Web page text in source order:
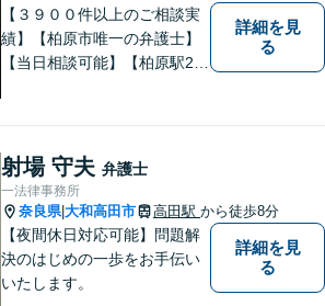
【３９００件以上のご相談実
績】【柏原市唯一の弁護士】
【当日相談可能】【柏原駅2
詳細を見
る
射場 守夫 弁護士
一法律事務所
奈良県|大和高田市 高田駅 から徒歩8分
【夜間休日対応可能】問題解
決のはじめの一歩をお手伝い
いたします。
詳細を見
る